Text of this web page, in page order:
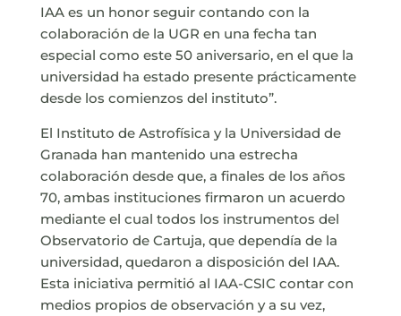
IAA es un honor seguir contando con la
colaboración de la UGR en una fecha tan
especial como este 50 aniversario, en el que la
universidad ha estado presente prácticamente
desde los comienzos del instituto”.
El Instituto de Astrofísica y la Universidad de
Granada han mantenido una estrecha
colaboración desde que, a finales de los años
70, ambas instituciones firmaron un acuerdo
mediante el cual todos los instrumentos del
Observatorio de Cartuja, que dependía de la
universidad, quedaron a disposición del IAA.
Esta iniciativa permitió al IAA-CSIC contar con
medios propios de observación y a su vez,